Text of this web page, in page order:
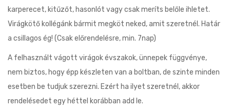
karperecet, kitűzőt, hasonlót vagy csak meríts belőle ihletet.
Virágkötő kollégánk bármit megköt neked, amit szeretnél. Határ
a csillagos ég! (Csak előrendelésre, min. 7nap)
A felhasznált vágott virágok évszakok, ünnepek függvénye,
nem biztos, hogy épp készleten van a boltban, de szinte minden
esetben be tudjuk szerezni. Ezért ha ilyet szeretnél, akkor
rendelésedet egy héttel korábban add le.